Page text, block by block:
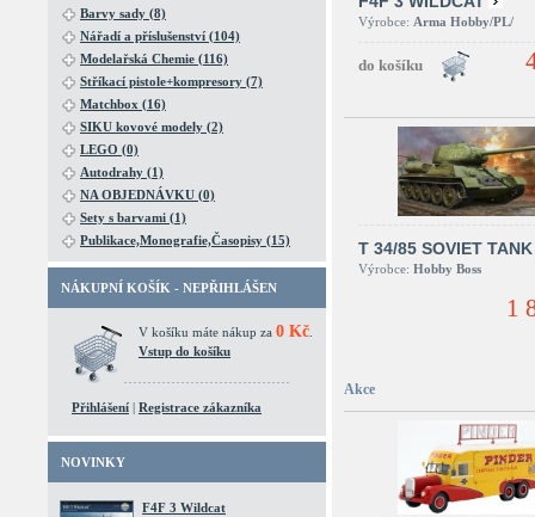
Barvy sady (8)
Nářadí a příslušenství (104)
Modelařská Chemie (116)
Stříkací pistole+kompresory (7)
Matchbox (16)
SIKU kovové modely (2)
LEGO (0)
Autodrahy (1)
NA OBJEDNÁVKU (0)
Sety s barvami (1)
Publikace,Monografie,Časopisy (15)
NÁKUPNÍ KOŠÍK - NEPŘIHLÁŠEN
V košíku máte nákup za 0 Kč
Vstup do košíku
Přihlášení | Registrace zákazníka
NOVINKY
F4F 3 Wildcat
Výrobce: Arma Hobby/PL/
T 34/85 SOVIET TANK
Výrobce: Hobby Boss
1
Akce